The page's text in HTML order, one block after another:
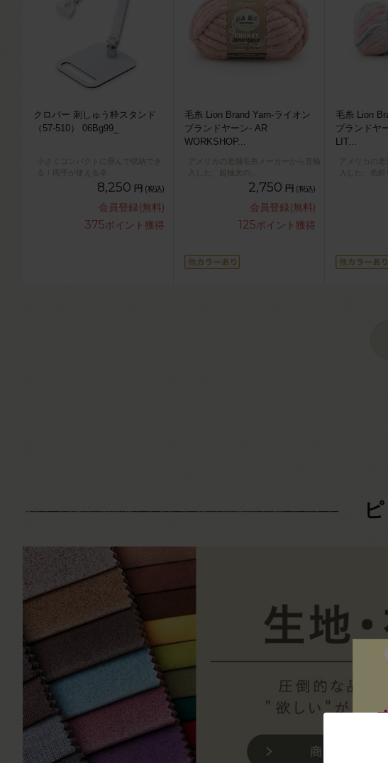
クロバー 刺しゅう枠スタンド
（57-510） 06Bg99_
小さくコンパクトに畳んで収納でき
る！両手が使える卓
8,250 円 (税込)
会員登録(無料)
375ポイント獲得
毛糸 Lion Brand Yarn-ライオン
ブランドヤーン- AR
WORKSHOP...
アメリカの老舗毛糸メーカーから直輸
入した、超極太の
2,750 円 (税込)
会員登録(無料)
125ポイント獲得
毛糸 Lion
ブランドヤ
LIT...
アメリカの
入した、色鮮